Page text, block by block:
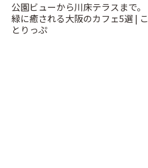
公園ビューから川床テラスまで。
緑に癒される大阪のカフェ5選 | こ
とりっぷ